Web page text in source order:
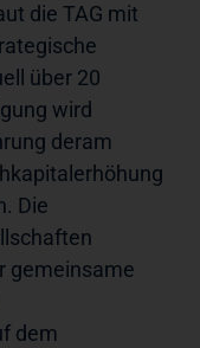
die TAG mit
über 20
wird
deram
Die
gemeinsame
dem